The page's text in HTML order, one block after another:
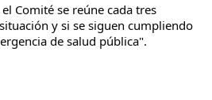
Comité se reúne cada tres
y si se siguen cumpliendo
de salud pública".